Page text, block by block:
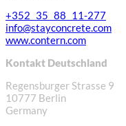
+352 35 88 11-277
info@stayconcrete.com
www.contern.com
Kontakt Deutschland
Regensburger Strasse 9
10777 Berlin
Germany